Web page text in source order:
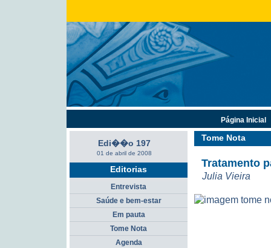
Tome Nota
Tratamento
Julia Vieira
Edi��o 197
01 de abril de 2008
Editorias
Entrevista
Saúde e bem-estar
Em pauta
Tome Nota
Agenda
Página Inicial